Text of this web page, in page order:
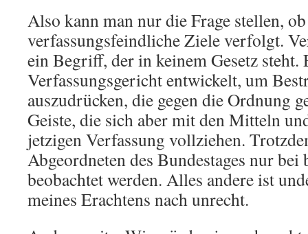
Also kann man nur die Frage stellen,
verfassungsfeindliche Ziele verfolgt.
ein Begriff, der in keinem Gesetz steht.
Verfassungsgericht entwickelt, um
auszudrücken, die gegen die Ordnung
Geiste, die sich aber mit den Mitteln
jetzigen Verfassung vollziehen.
Abgeordneten des Bundestages nur
beobachtet werden. Alles andere ist
meines Erachtens nach unrecht.